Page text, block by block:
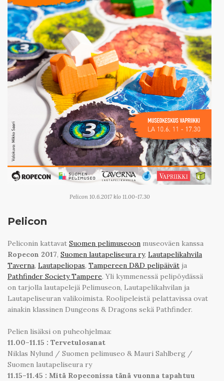
Pelicon 10.6.2017 klo 11.00-17.30
Pelicon
Peliconin kattavat Suomen pelimuseoon museoväen kanssa
Ropecon 2017, Suomen lautapeliseura ry, Lautapelikahvila
Taverna, Lautapeliopas, Tampereen D&D pelipäivät ja
Pathfinder Society Tampere. Yli kymmenessä pelipöydässä
on tarjolla lautapelejä Pelimuseon, Lautapelikahvilan ja
Lautapeliseuran valikoimista. Roolipeleistä pelattavissa ovat
ainakin klassinen Dungeons & Dragons sekä Pathfinder.
Pelien lisäksi on puheohjelmaa:
11.00–11.15 : Tervetulosanat
Niklas Nylund / Suomen pelimuseo & Mauri Sahlberg /
Suomen lautapeliseura ry
11.15–11.45 : Mitä Ropeconissa tänä vuonna tapahtuu